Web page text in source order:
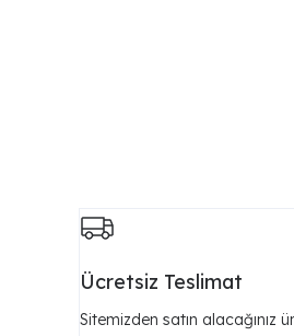
Ücretsiz Teslimat
Sitemizden satın alacağınız